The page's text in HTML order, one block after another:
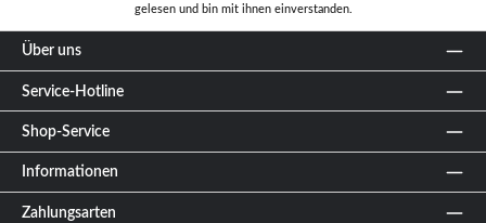
gelesen und bin mit ihnen einverstanden.
Über uns
Service-Hotline
Shop-Service
Informationen
Zahlungsarten